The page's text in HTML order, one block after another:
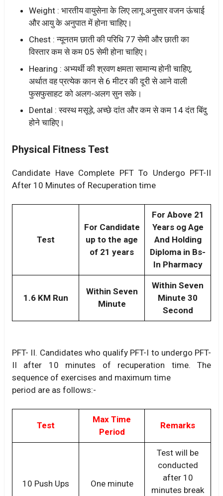
Weight : भारतीय वायुसेना के लिए लागू अनुसार वजन ऊंचाई
और आयु के अनुपात में होना चाहिए।
Chest : न्यूनतम छाती की परिधि 77 सेमी और छाती का
विस्तार कम से कम 05 सेमी होना चाहिए।
Hearing : अभ्यर्थी की श्रवण क्षमता सामान्य होनी चाहिए,
अर्थात वह प्रत्येक कान से 6 मीटर की दूरी से आने वाली
फुसफुसाहट को अलग-अलग सुन सके।
Dental : स्वस्थ मसूड़े, अच्छे दांत और कम से कम 14 दंत बिंदु
होने चाहिए।
Physical Fitness Test
Candidate Have Complete PFT To Undergo PFT-II
After 10 Minutes of Recuperation time
Test
For Candidate
up to the age
of 21 years
For Above 21
Years og Age
And Holding
Diploma in Bs-
In Pharmacy
1.6 KM Run
Within Seven
Minute
Within Seven
Minute 30
Second
PFT- II. Candidates who qualify PFT-I to undergo PFT-
II after 10 minutes of recuperation time. The
sequence of exercises and maximum time
period are as follows:-
Test
Max Time
Period
Remarks
10 Push Ups One minute
Test will be
conducted
after 10
minutes break